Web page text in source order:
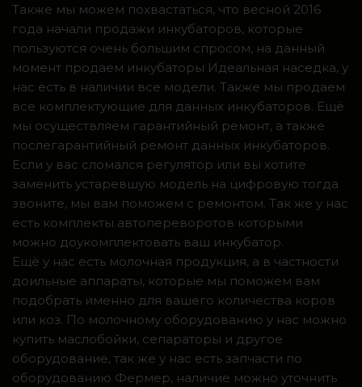
Также мы можем похвастаться, что весной 2016
года начали продажи инкубаторов, которые
пользуются очень большим спросом, на данный
момент продаем инкубаторы Идеальная наседка, у
нас есть в наличии все модели. Также мы продаем
все комплектующие для данных инкубаторов. Ещё
мы осуществляем гарантийный ремонт, а также
послегарантийный ремонт данных инкубаторов.
Если у вас сломался регулятор или вы хотите
заменить устаревшую модель на цифровую тогда
звоните, мы вам поможем с ремонтом. Так же у нас
есть комплекты автопереворотов которыми
можно доукомплектовать ваш инкубатор.
Ещё у нас есть молочная продукция, а в частности
доильные аппараты, которые мы поможем вам
подобрать именно для вашего количества коров
или коз. По молочному оборудованию у нас можно
купить маслобойки, сепараторы и другое
оборудование, так же у нас есть запчасти по
оборудованию Фермер, наличие можно уточнить